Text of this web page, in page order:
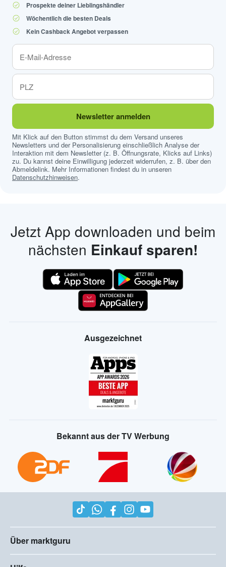
Prospekte deiner Lieblingshändler
Wöchentlich die besten Deals
Kein Cashback Angebot verpassen
Newsletter anmelden
Mit Klick auf den Button stimmst du dem Versand unseres
Newsletters und der Personalisierung einschließlich Analyse der
Interaktion mit dem Newsletter (z. B. Öffnungsrate, Klicks auf Links)
zu. Du kannst deine Einwilligung jederzeit widerrufen, z. B. über den
Abmeldelink. Mehr Informationen findest du in unseren
Datenschutzhinweisen.
Jetzt App downloaden und beim
nächsten Einkauf sparen!
Ausgezeichnet
Bekannt aus der TV Werbung
Über marktguru